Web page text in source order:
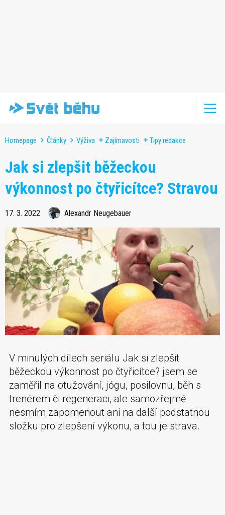
Homepage Články Výživa Zajímavosti Tipy redakce
Jak si zlepšit běžeckou
výkonnost po čtyřicítce? Stravou
17. 3. 2022 Alexandr Neugebauer
V minulých dílech seriálu Jak si zlepšit
běžeckou výkonnost po čtyřicítce? jsem se
zaměřil na otužování, jógu, posilovnu, běh s
trenérem či regeneraci, ale samozřejmě
nesmím zapomenout ani na další podstatnou
složku pro zlepšení výkonu, a tou je strava.